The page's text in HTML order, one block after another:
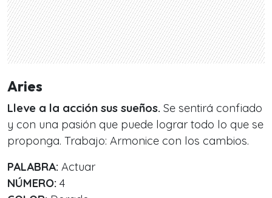
Aries
Lleve a la acción sus sueños. Se sentirá confiado
y con una pasión que puede lograr todo lo que se
proponga. Trabajo: Armonice con los cambios.
PALABRA: Actuar
NÚMERO: 4